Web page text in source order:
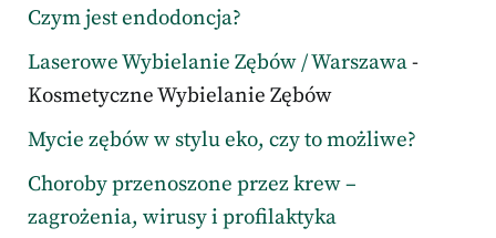
Czym jest endodoncja?
Laserowe Wybielanie Zębów / Warszawa-
Kosmetyczne Wybielanie Zębów
Mycie zębów w stylu eko, czy to możliwe?
Choroby przenoszone przez krew –
zagrożenia, wirusy i profilaktyka